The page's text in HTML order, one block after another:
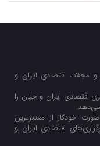
و مجلات اقتصادی ایران و
اقتصادی ایران و جهان را
خودکار از معتبرترین
اقتصادی ایران و